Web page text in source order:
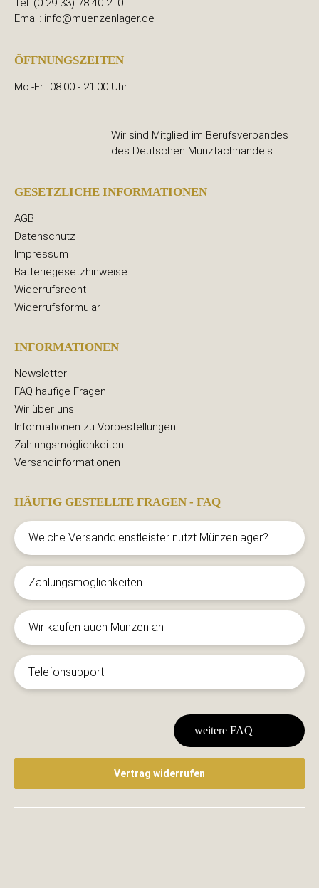
Tel: (0 29 33) 78 40 210
Email: info@muenzenlager.de
ÖFFNUNGSZEITEN
Mo.-Fr.: 08:00 - 21:00 Uhr
Wir sind Mitglied im Berufsverbandes
des Deutschen Münzfachhandels
GESETZLICHE INFORMATIONEN
AGB
Datenschutz
Impressum
Batteriegesetzhinweise
Widerrufsrecht
Widerrufsformular
INFORMATIONEN
Newsletter
FAQ häufige Fragen
Wir über uns
Informationen zu Vorbestellungen
Zahlungsmöglichkeiten
Versandinformationen
HÄUFIG GESTELLTE FRAGEN - FAQ
Welche Versanddienstleister nutzt Münzenlager?
Zahlungsmöglichkeiten
Wir kaufen auch Münzen an
Telefonsupport
weitere FAQ
Vertrag widerrufen